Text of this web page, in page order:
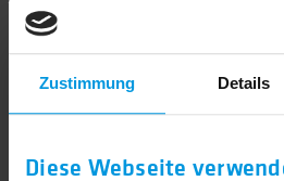
Zustimmung Details
Diese Webseite